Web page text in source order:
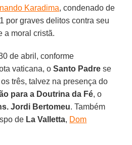
Karadima, condenado de
por graves delitos contra seu
a moral cristã.
de abril, conforme
vaticana, oSanto Padre se
três, talvez na presença do
para a Doutrina da Fé, o
Jordi Bertomeu. Também
de La Valletta, Dom